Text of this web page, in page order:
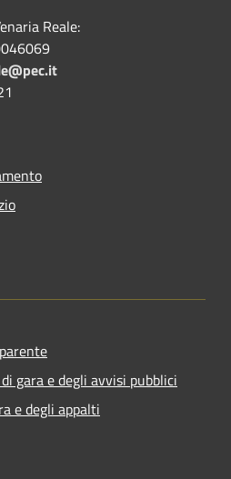
Reale:
gara e degli avvisi pubblici
e degli appalti